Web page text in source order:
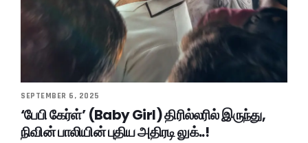
SEPTEMBER 6, 2025
‘பேபி கேர்ள்’ (Baby Girl) திரில்லரில் இருந்து,
நிவின் பாலியின் புதிய அதிரடி லுக்..!